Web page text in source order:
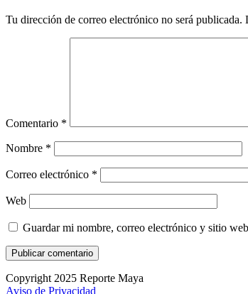
Tu dirección de correo electrónico no será publicada.
Comentario *
Nombre *
Correo electrónico *
Web
Guardar mi nombre, correo electrónico y sitio
Copyright 2025 Reporte Maya
Aviso de Privacidad